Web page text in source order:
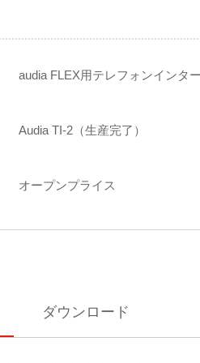
audia FLEX用テレフォンインタ
Audia TI-2（生産完了）
オープンプライス
ダウンロード